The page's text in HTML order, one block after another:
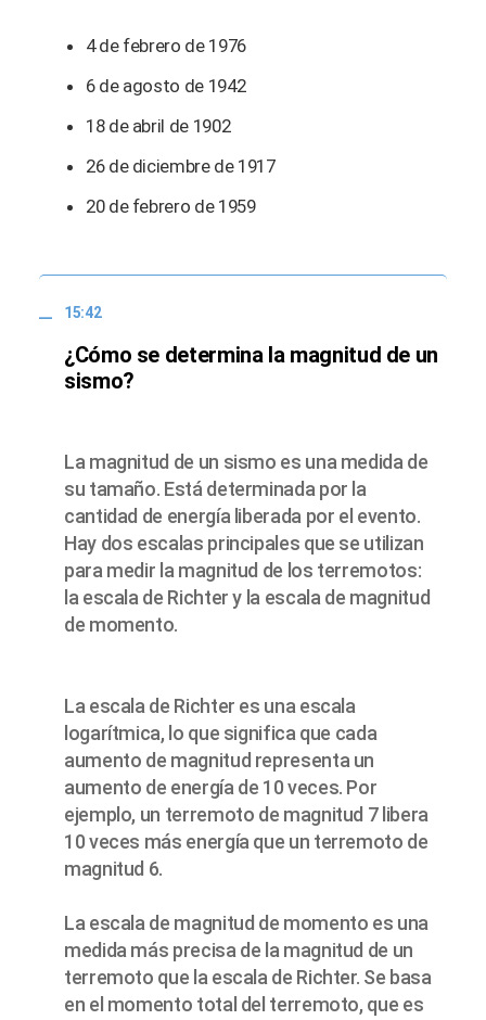
4 de febrero de 1976
6 de agosto de 1942
18 de abril de 1902
26 de diciembre de 1917
20 de febrero de 1959
15:42
¿Cómo se determina la magnitud de un
sismo?
La magnitud de un sismo es una medida de
su tamaño. Está determinada por la
cantidad de energía liberada por el evento.
Hay dos escalas principales que se utilizan
para medir la magnitud de los terremotos:
la escala de Richter y la escala de magnitud
de momento.
La escala de Richter es una escala
logarítmica, lo que significa que cada
aumento de magnitud representa un
aumento de energía de 10 veces. Por
ejemplo, un terremoto de magnitud 7 libera
10 veces más energía que un terremoto de
magnitud 6.
La escala de magnitud de momento es una
medida más precisa de la magnitud de un
terremoto que la escala de Richter. Se basa
en el momento total del terremoto, que es